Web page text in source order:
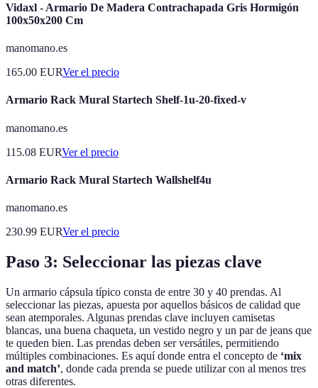
Vidaxl - Armario De Madera Contrachapada Gris Hormigón
100x50x200 Cm
manomano.es
165.00 EURVer el precio
Armario Rack Mural Startech Shelf-1u-20-fixed-v
manomano.es
115.08 EURVer el precio
Armario Rack Mural Startech Wallshelf4u
manomano.es
230.99 EURVer el precio
Paso 3: Seleccionar las piezas clave
Un armario cápsula típico consta de entre 30 y 40 prendas. Al
seleccionar las piezas, apuesta por aquellos básicos de calidad que
sean atemporales. Algunas prendas clave incluyen camisetas
blancas, una buena chaqueta, un vestido negro y un par de jeans que
te queden bien. Las prendas deben ser versátiles, permitiendo
múltiples combinaciones. Es aquí donde entra el concepto de ‘mix
and match’, donde cada prenda se puede utilizar con al menos tres
otras diferentes.